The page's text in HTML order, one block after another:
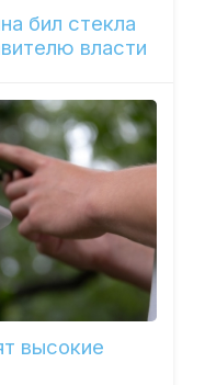
бил стекла
власти
высокие